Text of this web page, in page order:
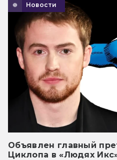
Новости
Объявлен главный
Циклопа в «Людях